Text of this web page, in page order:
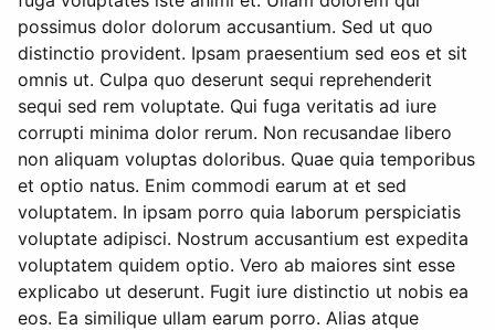
possimus dolor dolorum accusantium. Sed ut quo
distinctio provident. Ipsam praesentium sed eos et sit
omnis ut. Culpa quo deserunt sequi reprehenderit
sequi sed rem voluptate. Qui fuga veritatis ad iure
corrupti minima dolor rerum. Non recusandae libero
non aliquam voluptas doloribus. Quae quia temporibus
et optio natus. Enim commodi earum at et sed
voluptatem. In ipsam porro quia laborum perspiciatis
voluptate adipisci. Nostrum accusantium est expedita
voluptatem quidem optio. Vero ab maiores sint esse
explicabo ut deserunt. Fugit iure distinctio ut nobis ea
eos. Ea similique ullam earum porro. Alias atque